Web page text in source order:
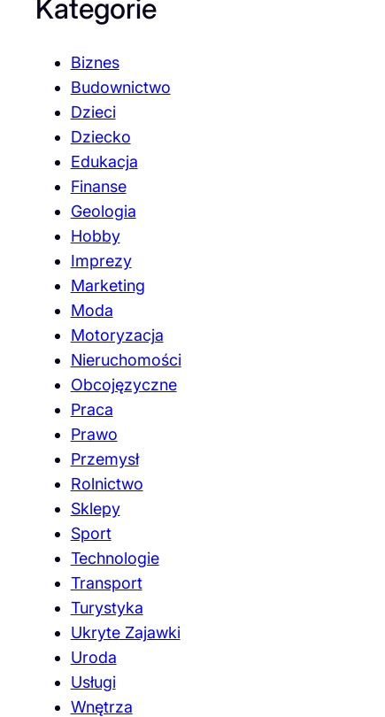
Kategorie
Biznes
Budownictwo
Dzieci
Dziecko
Edukacja
Finanse
Geologia
Hobby
Imprezy
Marketing
Moda
Motoryzacja
Nieruchomości
Obcojęzyczne
Praca
Prawo
Przemysł
Rolnictwo
Sklepy
Sport
Technologie
Transport
Turystyka
Ukryte Zajawki
Uroda
Usługi
Wnętrza